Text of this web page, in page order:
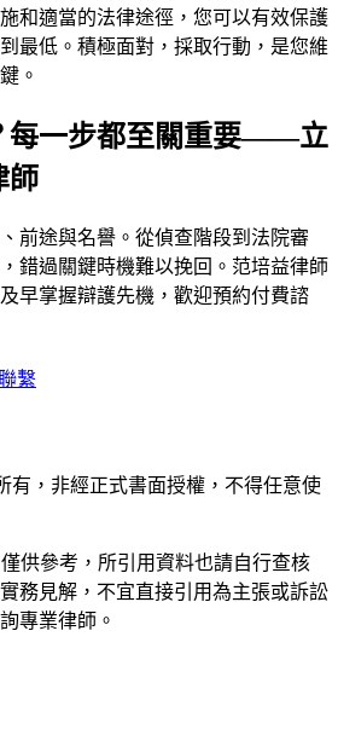
和適當的法律途徑，您可以有效保護
最低。積極面對，採取行動，是您維
。
每一步都至關重要——立
師
前途與名譽。從偵查階段到法院審
錯過關鍵時機難以挽回。 范培益律師
早掌握辯護先機，歡迎預約付費諮
繫
有，非經正式書面授權，不得任意使
供參考，所引用資料也請自行查核
務見解，不宜直接引用為主張或訴訟
專業律師。